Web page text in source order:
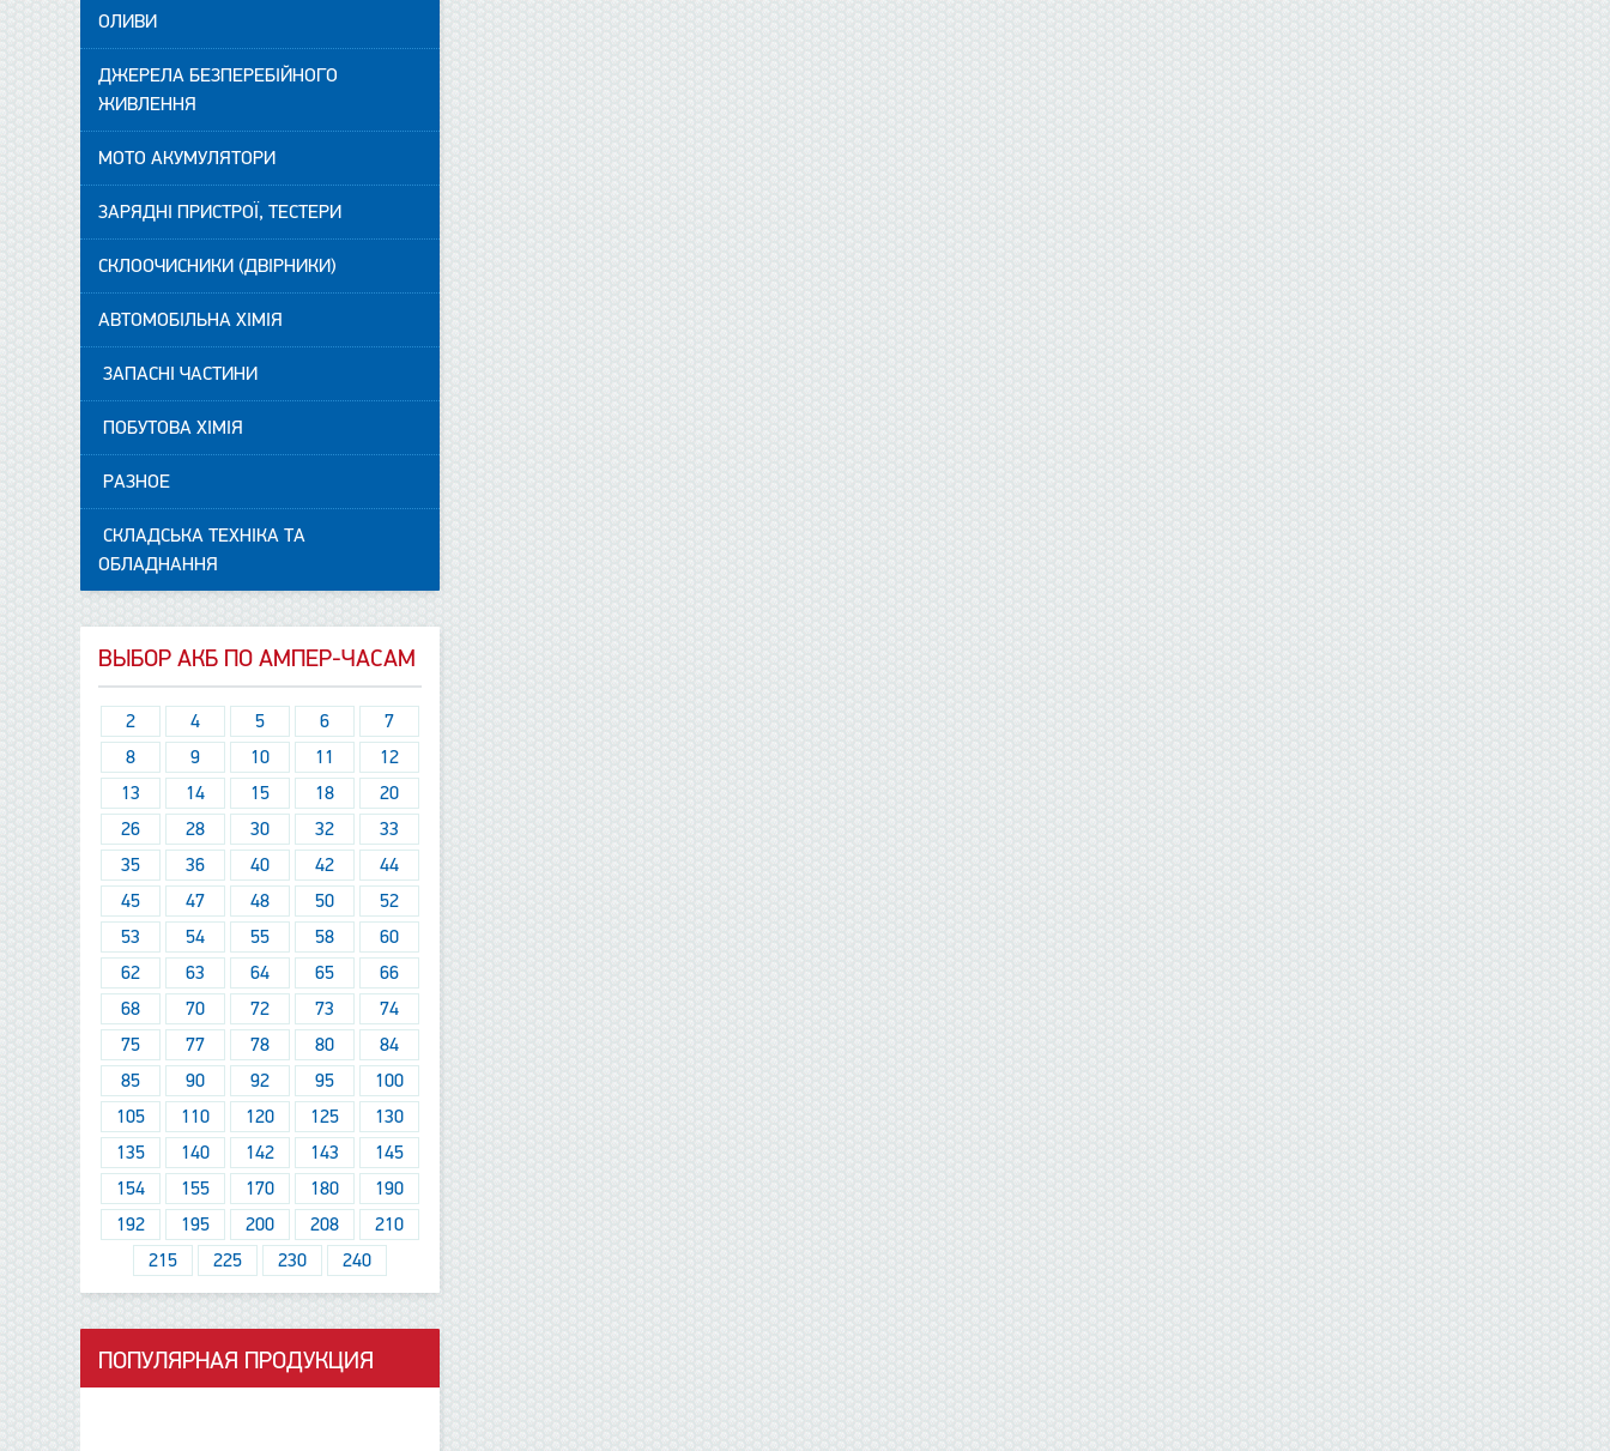
ОЛИВИ
ДЖЕРЕЛА БЕЗПЕРЕБІЙНОГО
ЖИВЛЕННЯ
МОТО АКУМУЛЯТОРИ
ЗАРЯДНІ ПРИСТРОЇ, ТЕСТЕРИ
СКЛООЧИСНИКИ (ДВІРНИКИ)
АВТОМОБІЛЬНА ХІМІЯ
ЗАПАСНІ ЧАСТИНИ
ПОБУТОВА ХІМІЯ
РАЗНОЕ
СКЛАДСЬКА ТЕХНІКА ТА
ОБЛАДНАННЯ
ВЫБОР АКБ ПО АМПЕР-ЧАСАМ
2 4 5 6
7
8
9 10 11
12
13
14 15 18
20
26
28 30 32
33
35
36 40 42
44
45
47 48 50
52
53
54 55 58
60
62
63 64 65
66
68
70 72 73
74
75
77 78 80
84
85
90 92 95
100
105
110 120 125
130
135
140 142 143
145
154
155 170 180
190
192
195 200 208
210
215
225 230 240
ПОПУЛЯРНАЯ ПРОДУКЦИЯ
данные отсутствуют